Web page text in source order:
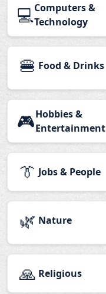
💻Computers &
Technology
🍔 Food & Drinks
🎮Hobbies &
Entertainment
👔 Jobs & People
🌿 Nature
🙏 Religious